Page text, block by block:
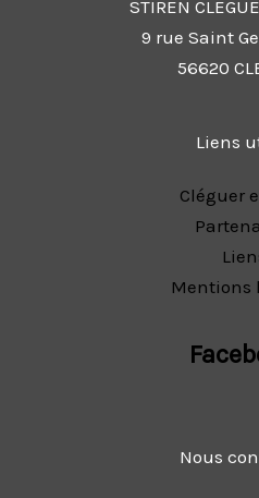
STIREN
9 rue Saint
56620
Liens
Cléguer
Mentions
Nous